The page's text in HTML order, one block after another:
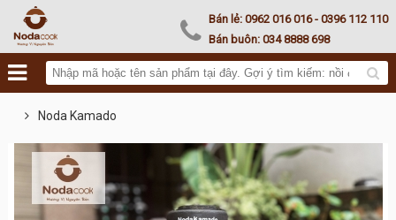
Noda Kamado Bán lẻ:0962 016 016 - 0396 112 110
Bán buôn:034 8888 698
Noda Kamado